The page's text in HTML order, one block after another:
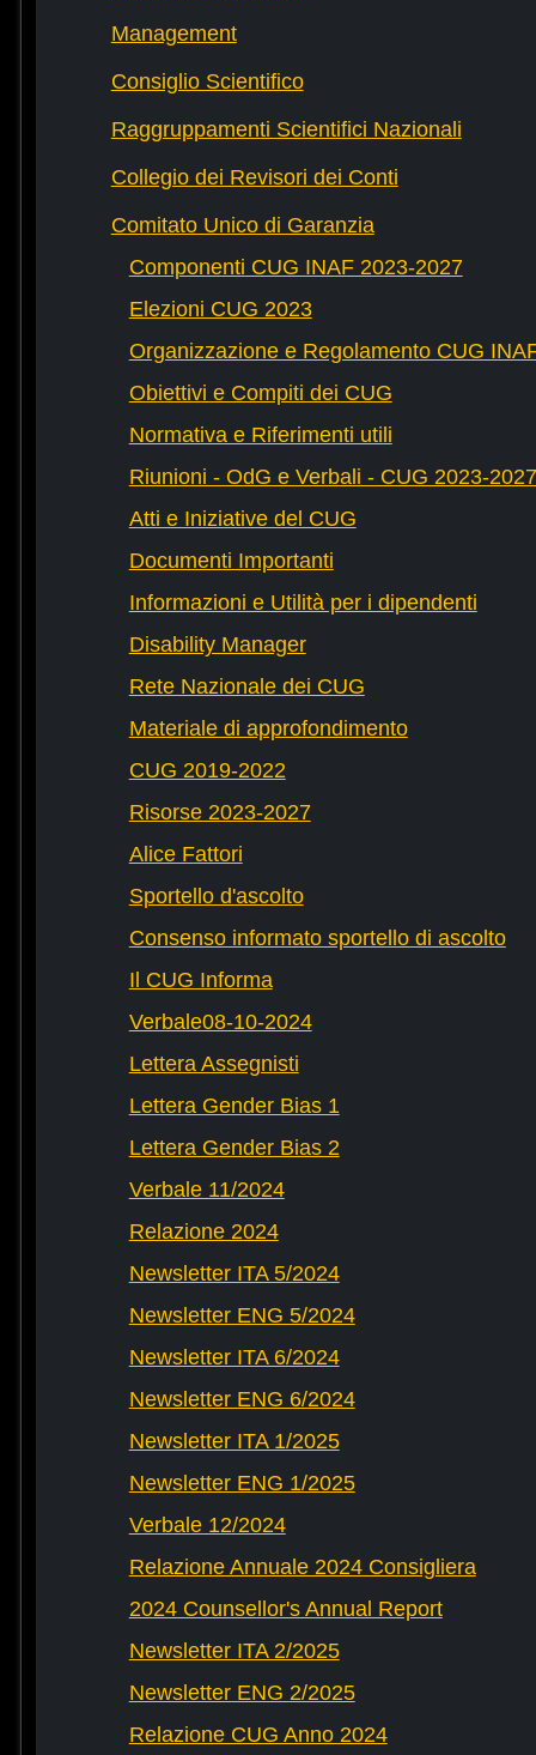
Management
Consiglio Scientifico
Raggruppamenti Scientifici Nazionali
Collegio dei Revisori dei Conti
Comitato Unico di Garanzia
Componenti CUG INAF 2023-2027
Elezioni CUG 2023
Organizzazione e Regolamento CUG
Obiettivi e Compiti dei CUG
Normativa e Riferimenti utili
Riunioni - OdG e Verbali - CUG 2023-2027
Atti e Iniziative del CUG
Documenti Importanti
Informazioni e Utilità per i dipendenti
Disability Manager
Rete Nazionale dei CUG
Materiale di approfondimento
CUG 2019-2022
Risorse 2023-2027
Alice Fattori
Sportello d'ascolto
Consenso informato sportello di ascolto
Il CUG Informa
Verbale08-10-2024
Lettera Assegnisti
Lettera Gender Bias 1
Lettera Gender Bias 2
Verbale 11/2024
Relazione 2024
Newsletter ITA 5/2024
Newsletter ENG 5/2024
Newsletter ITA 6/2024
Newsletter ENG 6/2024
Newsletter ITA 1/2025
Newsletter ENG 1/2025
Verbale 12/2024
Relazione Annuale 2024 Consigliera
2024 Counsellor's Annual Report
Newsletter ITA 2/2025
Newsletter ENG 2/2025
Relazione CUG Anno 2024